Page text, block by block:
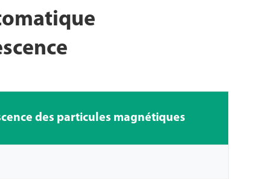
des particules magnétiques